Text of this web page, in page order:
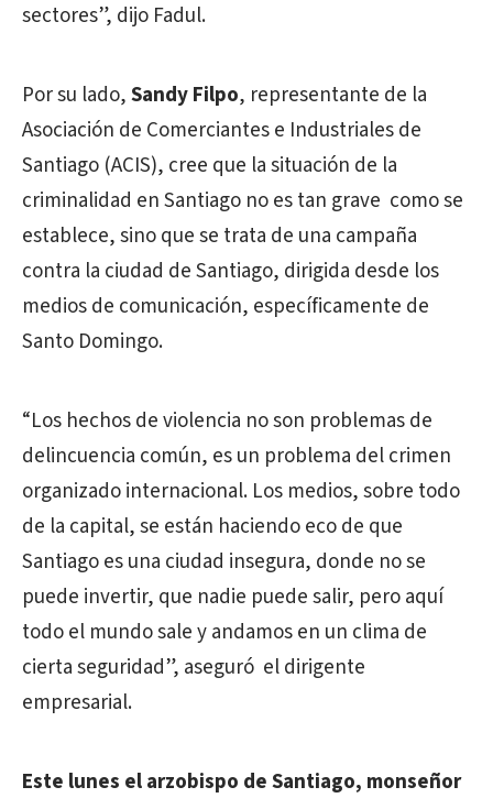
sectores”, dijo Fadul.
Por su lado,Sandy Filpo, representante de la
Asociación de Comerciantes e Industriales de
Santiago (ACIS), cree que la situación de la
criminalidad en Santiago no es tan grave como se
establece, sino que se trata de una campaña
contra la ciudad de Santiago, dirigida desde los
medios de comunicación, específicamente de
Santo Domingo.
“Los hechos de violencia no son problemas de
delincuencia común, es un problema del crimen
organizado internacional. Los medios, sobre todo
de la capital, se están haciendo eco de que
Santiago es una ciudad insegura, donde no se
puede invertir, que nadie puede salir, pero aquí
todo el mundo sale y andamos en un clima de
cierta seguridad”, aseguró el dirigente
empresarial.
Este lunes el arzobispo de Santiago, monseñor